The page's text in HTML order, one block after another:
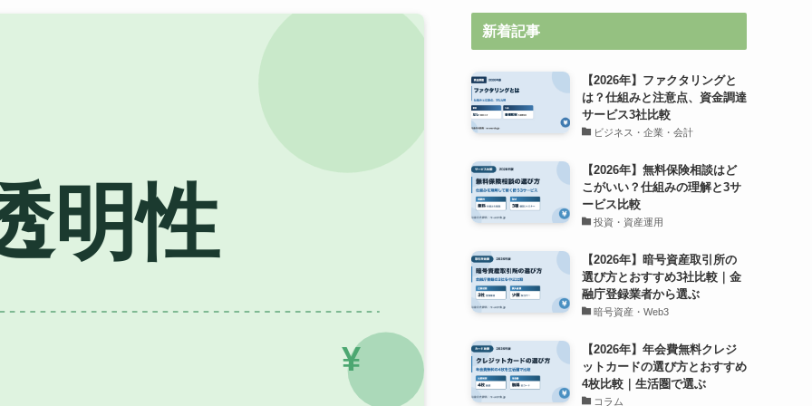
新着記事
【2026年】ファクタリングと
は？仕組みと注意点、資金調達
サービス3社比較
ビジネス・企業・会計
【2026年】無料保険相談はど
こがいい？仕組みの理解と3サ
ービス比較
投資・資産運用
【2026年】暗号資産取引所の
選び方とおすすめ3社比較｜金
融庁登録業者から選ぶ
暗号資産・Web3
【2026年】年会費無料クレジ
ットカードの選び方とおすすめ
4枚比較｜生活圏で選ぶ
コラム